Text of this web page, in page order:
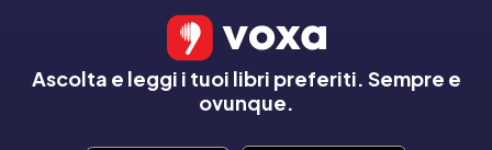
Ascolta e leggi i tuoi libri preferiti. Sempre e
ovunque.